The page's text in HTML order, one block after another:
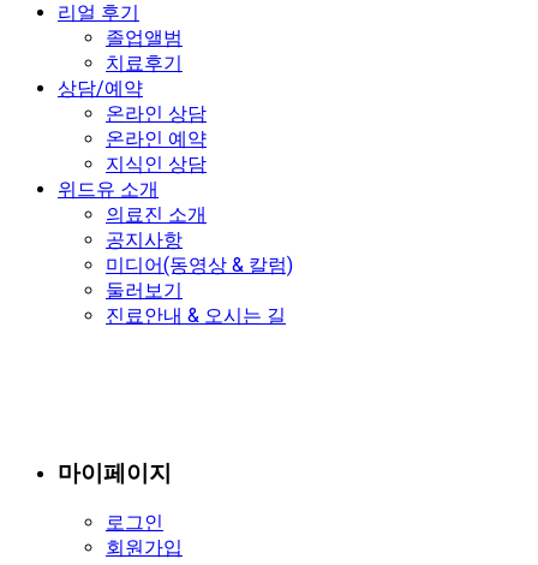
리얼 후기
졸업앨범
치료후기
상담/예약
온라인 상담
온라인 예약
지식인 상담
위드유 소개
의료진 소개
공지사항
미디어(동영상 & 칼럼)
둘러보기
진료안내 & 오시는 길
마이페이지
로그인
회원가입